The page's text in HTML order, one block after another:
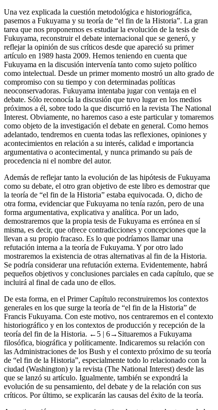
Una vez explicada la cuestión metodológica e historiográfica,
pasemos a Fukuyama y su teoría de “el fin de la Historia”. La gran
tarea que nos proponemos es estudiar la evolución de la tesis de
Fukuyama, reconstruir el debate internacional que se generó, y
reflejar la opinión de sus críticos desde que apareció su primer
artículo en 1989 hasta 2009. Hemos teniendo en cuenta que
Fukuyama en la discusión intervenía tanto como sujeto político
como intelectual. Desde un primer momento mostró un alto grado de
compromiso con su tiempo y con determinadas políticas
neoconservadoras. Fukuyama intentaba jugar con ventaja en el
debate. Sólo reconocía la discusión que tuvo lugar en los medios
próximos a él, sobre todo la que discurrió en la revistaThe National
Interest. Obviamente, no haremos caso a este particular y tomaremos
como objeto de la investigación el debate en general. Como hemos
adelantado, tendremos en cuenta todas las reflexiones, opiniones y
acontecimientos en relación a su interés, calidad e importancia
argumentativa oacontecimental, y nunca primando su país de
Además de reflejar tanto la evolución de las hipótesis de Fukuyama
como su debate, el otro gran objetivo de este libro es demostrar que
la teoría de “el fin de la Historia” estaba equivocada. O, dicho de
otra forma, evidenciar que Fukuyama no tenía razón, pero de una
forma argumentativa, explicativa y analítica. Por un lado,
demostraremos que la propia tesis de Fukuyama es errónea en sí
misma, es decir, que ofrece contradicciones y concepciones que la
llevan a su propio fracaso. Es lo que podríamos llamar una
refutación interna a la teoría de Fukuyama. Y por otro lado
mostraremos la existencia de otras alternativas al fin de la Historia.
Se podría considerar una refutación externa. Evidentemente, habrá
pequeños objetivos y conclusiones parciales en cada capítulo, que se
De esta forma, en el Primer Capítulo reconstruiremos los contextos
generales en los que surge la teoría de “el fin de la Historia” de
Francis Fukuyama. Con este motivo, nos centraremos en el contexto
historiográfico y en los contextos de producción y recepción de la
teoría del fin de la Historia.←5 |6→Situaremos a Fukuyama
filosófica, biográfica y políticamente. Indicaremos su relación con
las Administraciones de los Bush y el contexto próximo de su teoría
de “el fin de la Historia”, especialmente todo lo relacionado con la
ciudad (Washington) y la revista (The National Interest) desde las
que se lanzó su artículo. Igualmente, también se expondrá la
evolución de su pensamiento, del debate y de la relación con sus